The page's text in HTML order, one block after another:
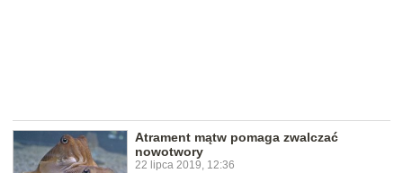
Atrament mątw pomaga zwalczać
nowotwory
22 lipca 2019, 12:36